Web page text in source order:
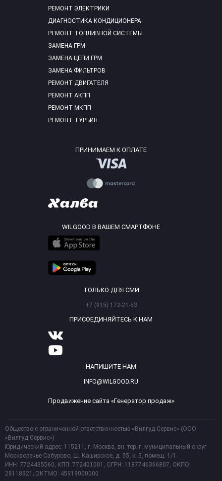
РЕМОНТ ЭЛЕКТРИКИ
ДИАГНОСТИКА КОНДИЦИОНЕРА
РЕМОНТ ТОПЛИВНОЙ СИСТЕМЫ
ЗАМЕНА ГРМ
ЗАМЕНА ЦЕПИ ГРМ
ЗАМЕНА ФИЛЬТРОВ
РЕМОНТ ДВИГАТЕЛЯ
РЕМОНТ АКПП
РЕМОНТ МКПП
РЕМОНТ ТУРБИН
ПРИНИМАЕМ К ОПЛАТЕ
WILGOOD В ВАШЕМ СМАРТФОНЕ
ТОЛЬКО ДЛЯ СМИ
+7 (915) 172-21-53
ПРИСОЕДИНЯЙТЕСЬ К НАМ
НАПИШИТЕ НАМ
INFO@WILGOOD.RU
Продвижение сайта «Генератор продаж»
Общество с ограниченной ответственностью «Вилгуд Сервис» (ООО
«Вилгуд Сервис»)
Юридический адрес: 115211, г. Москва, вн. тер. г. муниципальный округ
Москворечье-Сабурово, Ш. Каширское, д. 55, к. 5, помещ. 1/1.
ИНН: 7724435560, КПП: 772401001, ОГРН: 1187746366807, ОКПО:
28118921; ОКТМО: 45918000000